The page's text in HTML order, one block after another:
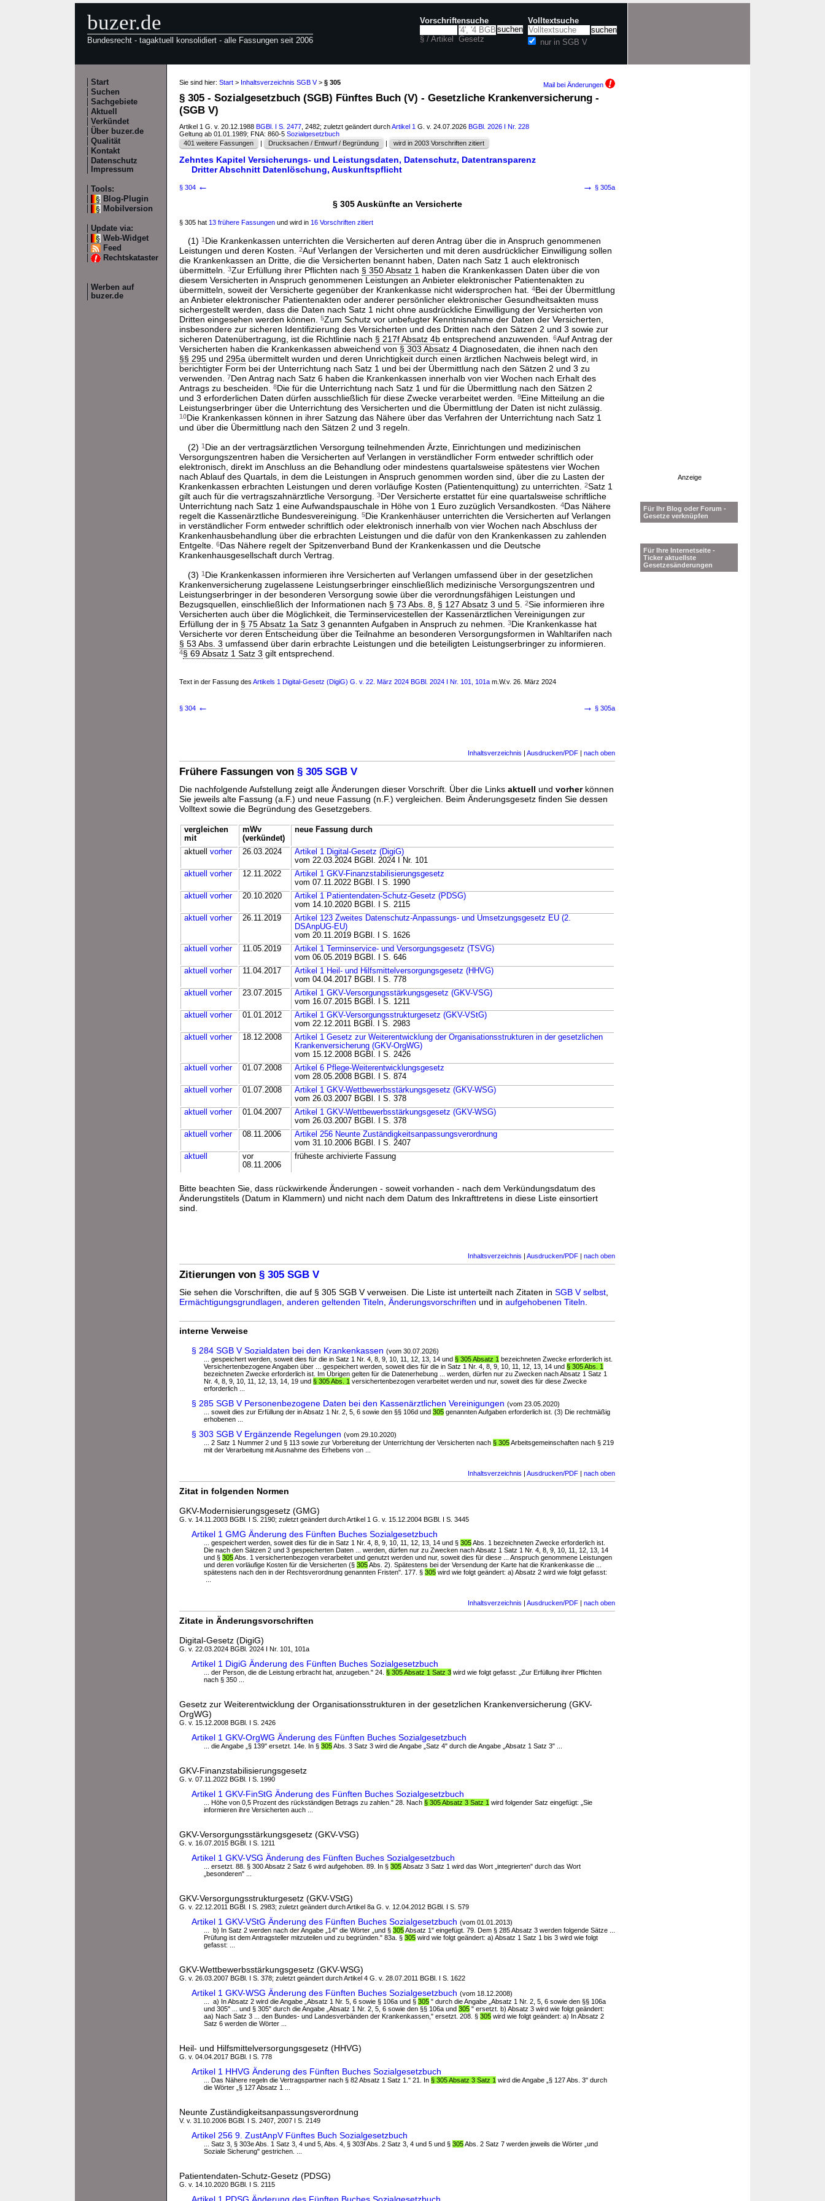
buzer.de
Bundesrecht - tagaktuell konsolidiert - alle Fassungen seit 2006
Vorschriftensuche
§ / Artikel Gesetz
Volltextsuche
nur in SGB V
Start
Suchen
Sachgebiete
Aktuell
Verkündet
Über buzer.de
Qualität
Kontakt
Datenschutz
Impressum
Tools:
Blog-Plugin
Mobilversion
Update via:
Web-Widget
Feed
Rechtskataster
Werben auf
buzer.de
Sie sind hier: Start > Inhaltsverzeichnis SGB V> § 305 Mail bei Änderungen
§ 305 - Sozialgesetzbuch (SGB) Fünftes Buch (V) - Gesetzliche Krankenversicherung -
(SGB V)
Artikel 1 G. v. 20.12.1988 BGBl. I S. 2477 , 2482; zuletzt geändert durchArtikel 1 G. v. 24.07.2026 BGBl. 2026 I Nr. 228
Geltung ab 01.01.1989; FNA: 860-5 Sozialgesetzbuch
401 weitere Fassungen
| Drucksachen / Entwurf / Begründung | wird in 2003 Vorschriften zitiert
Zehntes Kapitel Versicherungs- und Leistungsdaten, Datenschutz, Datentransparenz
Dritter Abschnitt Datenlöschung, Auskunftspflicht
§ 304 ← → § 305a
§ 305 Auskünfte an Versicherte
§ 305 hat 13 frühere Fassungen und wird in 16 Vorschriften zitiert
(1) 1Die Krankenkassen unterrichten die Versicherten auf deren Antrag über die in Anspruch genommenen
Leistungen und deren Kosten.
2Auf Verlangen der Versicherten und mit deren ausdrücklicher Einwilligung sollen
die Krankenkassen an Dritte, die die Versicherten benannt haben, Daten nach Satz 1 auch elektronisch
übermitteln.
3Zur Erfüllung ihrer Pflichten nach § 350 Absatz 1 haben die Krankenkassen Daten über die von
diesem Versicherten in Anspruch genommenen Leistungen an Anbieter elektronischer Patientenakten zu
übermitteln, soweit der Versicherte gegenüber der Krankenkasse nicht widersprochen hat.
4Bei der Übermittlung
an Anbieter elektronischer Patientenakten oder anderer persönlicher elektronischer Gesundheitsakten muss
sichergestellt werden, dass die Daten nach Satz 1 nicht ohne ausdrückliche Einwilligung der Versicherten von
Dritten eingesehen werden können.
5Zum Schutz vor unbefugter Kenntnisnahme der Daten der Versicherten,
insbesondere zur sicheren Identifizierung des Versicherten und des Dritten nach den Sätzen 2 und 3 sowie zur
sicheren Datenübertragung, ist die Richtlinie nach § 217f Absatz 4b entsprechend anzuwenden. 6Auf Antrag der
Versicherten haben die Krankenkassen abweichend von § 303 Absatz 4 Diagnosedaten, die ihnen nach den
§§ 295 und 295a übermittelt wurden und deren Unrichtigkeit durch einen ärztlichen Nachweis belegt wird, in
berichtigter Form bei der Unterrichtung nach Satz 1 und bei der Übermittlung nach den Sätzen 2 und 3 zu
verwenden.
7Den Antrag nach Satz 6 haben die Krankenkassen innerhalb von vier Wochen nach Erhalt des
Antrags zu bescheiden.
8Die für die Unterrichtung nach Satz 1 und für die Übermittlung nach den Sätzen 2
und 3 erforderlichen Daten dürfen ausschließlich für diese Zwecke verarbeitet werden.
9Eine Mitteilung an die
Leistungserbringer über die Unterrichtung des Versicherten und die Übermittlung der Daten ist nicht zulässig.
10Die Krankenkassen können in ihrer Satzung das Nähere über das Verfahren der Unterrichtung nach Satz 1
und über die Übermittlung nach den Sätzen 2 und 3 regeln.
(2) 1Die an der vertragsärztlichen Versorgung teilnehmenden Ärzte, Einrichtungen und medizinischen
Versorgungszentren haben die Versicherten auf Verlangen in verständlicher Form entweder schriftlich oder
elektronisch, direkt im Anschluss an die Behandlung oder mindestens quartalsweise spätestens vier Wochen
nach Ablauf des Quartals, in dem die Leistungen in Anspruch genommen worden sind, über die zu Lasten der
Krankenkassen erbrachten Leistungen und deren vorläufige Kosten (Patientenquittung) zu unterrichten.
2Satz 1
gilt auch für die vertragszahnärztliche Versorgung.
3Der Versicherte erstattet für eine quartalsweise schriftliche
Unterrichtung nach Satz 1 eine Aufwandspauschale in Höhe von 1 Euro zuzüglich Versandkosten.
4Das Nähere
regelt die Kassenärztliche Bundesvereinigung.
5Die Krankenhäuser unterrichten die Versicherten auf Verlangen
in verständlicher Form entweder schriftlich oder elektronisch innerhalb von vier Wochen nach Abschluss der
Krankenhausbehandlung über die erbrachten Leistungen und die dafür von den Krankenkassen zu zahlenden
Entgelte.
6Das Nähere regelt der Spitzenverband Bund der Krankenkassen und die Deutsche
Krankenhausgesellschaft durch Vertrag.
(3) 1Die Krankenkassen informieren ihre Versicherten auf Verlangen umfassend über in der gesetzlichen
Krankenversicherung zugelassene Leistungserbringer einschließlich medizinische Versorgungszentren und
Leistungserbringer in der besonderen Versorgung sowie über die verordnungsfähigen Leistungen und
Bezugsquellen, einschließlich der Informationen nach § 73 Abs. 8 § 127 Absatz 3 und 5 2Sie informieren ihre
Versicherten auch über die Möglichkeit, die Terminservicestellen der Kassenärztlichen Vereinigungen zur
Erfüllung der in § 75 Absatz 1a Satz 3 genannten Aufgaben in Anspruch zu nehmen. 3Die Krankenkasse hat
Versicherte vor deren Entscheidung über die Teilnahme an besonderen Versorgungsformen in Wahltarifen nach
§ 53 Abs. 3 umfassend über darin erbrachte Leistungen und die beteiligten Leistungserbringer zu informieren.
4§ 69 Absatz 1 Satz 3 gilt entsprechend.
Text in der Fassung des Artikels 1 Digital-Gesetz (DigiG) G. v. 22. März 2024 BGBl. 2024 I Nr. 101, 101a m.W.v. 26. März 2024
§ 304 ← → § 305a
Inhaltsverzeichnis | Ausdrucken/PDF | nach oben
Frühere Fassungen von § 305 SGB V
Die nachfolgende Aufstellung zeigt alle Änderungen dieser Vorschrift. Über die Links aktuell und vorherkönnen
Sie jeweils alte Fassung (a.F.) und neue Fassung (n.F.) vergleichen. Beim Änderungsgesetz finden Sie dessen
Volltext sowie die Begründung des Gesetzgebers.
vergleichen
mit
mWv
(verkündet)
neue Fassung durch
aktuell vorher 26.03.2024
Artikel 1 Digital-Gesetz (DigiG)
vom 22.03.2024 BGBl. 2024 I Nr. 101
aktuell
vorher 12.11.2022
Artikel 1 GKV-Finanzstabilisierungsgesetz
vom 07.11.2022 BGBl. I S. 1990
aktuell
vorher 20.10.2020
Artikel 1 Patientendaten-Schutz-Gesetz (PDSG)
vom 14.10.2020 BGBl. I S. 2115
aktuell
vorher 26.11.2019
Artikel 123 Zweites Datenschutz-Anpassungs- und Umsetzungsgesetz EU (2.
DSAnpUG-EU)
vom 20.11.2019 BGBl. I S. 1626
aktuell
vorher 11.05.2019
Artikel 1 Terminservice- und Versorgungsgesetz (TSVG)
vom 06.05.2019 BGBl. I S. 646
aktuell
vorher 11.04.2017
Artikel 1 Heil- und Hilfsmittelversorgungsgesetz (HHVG)
vom 04.04.2017 BGBl. I S. 778
aktuell
vorher 23.07.2015
Artikel 1 GKV-Versorgungsstärkungsgesetz (GKV-VSG)
vom 16.07.2015 BGBl. I S. 1211
aktuell
vorher 01.01.2012
Artikel 1 GKV-Versorgungsstrukturgesetz (GKV-VStG)
vom 22.12.2011 BGBl. I S. 2983
aktuell
vorher 18.12.2008
Artikel 1 Gesetz zur Weiterentwicklung der Organisationsstrukturen in der gesetzlichen
Krankenversicherung (GKV-OrgWG)
vom 15.12.2008 BGBl. I S. 2426
aktuell
vorher 01.07.2008
Artikel 6 Pflege-Weiterentwicklungsgesetz
vom 28.05.2008 BGBl. I S. 874
aktuell
vorher 01.07.2008
Artikel 1 GKV-Wettbewerbsstärkungsgesetz (GKV-WSG)
vom 26.03.2007 BGBl. I S. 378
aktuell
vorher 01.04.2007
Artikel 1 GKV-Wettbewerbsstärkungsgesetz (GKV-WSG)
vom 26.03.2007 BGBl. I S. 378
aktuell
vorher 08.11.2006
Artikel 256 Neunte Zuständigkeitsanpassungsverordnung
vom 31.10.2006 BGBl. I S. 2407
aktuell
vor
08.11.2006
früheste archivierte Fassung
Bitte beachten Sie, dass rückwirkende Änderungen - soweit vorhanden - nach dem Verkündungsdatum des
Änderungstitels (Datum in Klammern) und nicht nach dem Datum des Inkrafttretens in diese Liste einsortiert
sind.
Inhaltsverzeichnis | Ausdrucken/PDF | nach oben
Zitierungen von § 305 SGB V
Sie sehen die Vorschriften, die auf § 305 SGB V verweisen. Die Liste ist unterteilt nach Zitaten in SGB V selbst
Ermächtigungsgrundlagen anderen geltenden Titeln Änderungsvorschriften und in aufgehobenen Titeln
interne Verweise
§ 284 SGB V Sozialdaten bei den Krankenkassen (vom 30.07.2026)
... gespeichert werden, soweit dies für die in Satz 1 Nr. 4, 8, 9, 10, 11, 12, 13, 14 und § 305 Absatz 1 bezeichneten Zwecke erforderlich ist.
Versichertenbezogene Angaben über ... gespeichert werden, soweit dies für die in Satz 1 Nr. 4, 8, 9, 10, 11, 12, 13, 14 und § 305 Abs. 1
bezeichneten Zwecke erforderlich ist. Im Übrigen gelten für die Datenerhebung ... werden, dürfen nur zu Zwecken nach Absatz 1 Satz 1
Nr. 4, 8, 9, 10, 11, 12, 13, 14, 19 und § 305 Abs. 1 versichertenbezogen verarbeitet werden und nur, soweit dies für diese Zwecke
erforderlich ...
§ 285 SGB V Personenbezogene Daten bei den Kassenärztlichen Vereinigungen (vom 23.05.2020)
... soweit dies zur Erfüllung der in Absatz 1 Nr. 2, 5, 6 sowie den §§ 106d und 305 genannten Aufgaben erforderlich ist. (3) Die rechtmäßig
erhobenen ...
§ 303 SGB V Ergänzende Regelungen (vom 29.10.2020)
... 2 Satz 1 Nummer 2 und § 113 sowie zur Vorbereitung der Unterrichtung der Versicherten nach § 305Arbeitsgemeinschaften nach § 219
mit der Verarbeitung mit Ausnahme des Erhebens von ...
Inhaltsverzeichnis | Ausdrucken/PDF | nach oben
Zitat in folgenden Normen
GKV-Modernisierungsgesetz (GMG)
G. v. 14.11.2003 BGBl. I S. 2190; zuletzt geändert durch Artikel 1 G. v. 15.12.2004 BGBl. I S. 3445
Artikel 1 GMG Änderung des Fünften Buches Sozialgesetzbuch
... gespeichert werden, soweit dies für die in Satz 1 Nr. 4, 8, 9, 10, 11, 12, 13, 14 und § 305Abs. 1 bezeichneten Zwecke erforderlich ist.
Die nach den Sätzen 2 und 3 gespeicherten Daten ... werden, dürfen nur zu Zwecken nach Absatz 1 Satz 1 Nr. 4, 8, 9, 10, 11, 12, 13, 14
und § 305Abs. 1 versichertenbezogen verarbeitet und genutzt werden und nur, soweit dies für diese ... Anspruch genommene Leistungen
und deren vorläufige Kosten für die Versicherten (§ 305Abs. 2). Spätestens bei der Versendung der Karte hat die Krankenkasse die ...
spätestens nach den in der Rechtsverordnung genannten Fristen". 177. § 305 wird wie folgt geändert: a) Absatz 2 wird wie folgt gefasst:
Inhaltsverzeichnis | Ausdrucken/PDF | nach oben
Zitate in Änderungsvorschriften
Digital-Gesetz (DigiG)
G. v. 22.03.2024 BGBl. 2024 I Nr. 101, 101a
Artikel 1 DigiG Änderung des Fünften Buches Sozialgesetzbuch
... der Person, die die Leistung erbracht hat, anzugeben." 24. § 305 Absatz 1 Satz 3 wird wie folgt gefasst: „Zur Erfüllung ihrer Pflichten
nach § 350 ...
Gesetz zur Weiterentwicklung der Organisationsstrukturen in der gesetzlichen Krankenversicherung (GKV-
OrgWG)
G. v. 15.12.2008 BGBl. I S. 2426
Artikel 1 GKV-OrgWG Änderung des Fünften Buches Sozialgesetzbuch
... die Angabe „§ 139" ersetzt. 14e. In § 305Abs. 3 Satz 3 wird die Angabe „Satz 4" durch die Angabe „Absatz 1 Satz 3" ...
GKV-Finanzstabilisierungsgesetz
G. v. 07.11.2022 BGBl. I S. 1990
Artikel 1 GKV-FinStG Änderung des Fünften Buches Sozialgesetzbuch
... Höhe von 0,5 Prozent des rückständigen Betrags zu zahlen." 28. Nach § 305 Absatz 3 Satz 1 wird folgender Satz eingefügt: „Sie
informieren ihre Versicherten auch ...
GKV-Versorgungsstärkungsgesetz (GKV-VSG)
G. v. 16.07.2015 BGBl. I S. 1211
Artikel 1 GKV-VSG Änderung des Fünften Buches Sozialgesetzbuch
... ersetzt. 88. § 300 Absatz 2 Satz 6 wird aufgehoben. 89. In § 305Absatz 3 Satz 1 wird das Wort „integrierten" durch das Wort
„besonderen" ...
GKV-Versorgungsstrukturgesetz (GKV-VStG)
G. v. 22.12.2011 BGBl. I S. 2983; zuletzt geändert durch Artikel 8a G. v. 12.04.2012 BGBl. I S. 579
Artikel 1 GKV-VStG Änderung des Fünften Buches Sozialgesetzbuch (vom 01.01.2013)
... b) In Satz 2 werden nach der Angabe „14" die Wörter „und § 305Absatz 1" eingefügt. 79. Dem § 285 Absatz 3 werden folgende Sätze ...
Prüfung ist dem Antragsteller mitzuteilen und zu begründen." 83a. § 305 wird wie folgt geändert: a) Absatz 1 Satz 1 bis 3 wird wie folgt
gefasst: ...
GKV-Wettbewerbsstärkungsgesetz (GKV-WSG)
G. v. 26.03.2007 BGBl. I S. 378; zuletzt geändert durch Artikel 4 G. v. 28.07.2011 BGBl. I S. 1622
Artikel 1 GKV-WSG Änderung des Fünften Buches Sozialgesetzbuch (vom 18.12.2008)
... a) In Absatz 2 wird die Angabe „Absatz 1 Nr. 5, 6 sowie § 106a und § 305 " durch die Angabe „Absatz 1 Nr. 2, 5, 6 sowie den §§ 106a
und 305" ... und § 305" durch die Angabe „Absatz 1 Nr. 2, 5, 6 sowie den §§ 106a und 305 " ersetzt. b) Absatz 3 wird wie folgt geändert:
aa) Nach Satz 3 ... den Bundes- und Landesverbänden der Krankenkassen," ersetzt. 208. § 305 wird wie folgt geändert: a) In Absatz 2
Satz 6 werden die Wörter ...
Heil- und Hilfsmittelversorgungsgesetz (HHVG)
G. v. 04.04.2017 BGBl. I S. 778
Artikel 1 HHVG Änderung des Fünften Buches Sozialgesetzbuch
... Das Nähere regeln die Vertragspartner nach § 82 Absatz 1 Satz 1." 21. In § 305 Absatz 3 Satz 1 wird die Angabe „§ 127 Abs. 3" durch
die Wörter „§ 127 Absatz 1 ...
Neunte Zuständigkeitsanpassungsverordnung
V. v. 31.10.2006 BGBl. I S. 2407, 2007 I S. 2149
Artikel 256 9. ZustAnpV Fünftes Buch Sozialgesetzbuch
... Satz 3, § 303e Abs. 1 Satz 3, 4 und 5, Abs. 4, § 303f Abs. 2 Satz 3, 4 und 5 und § 305Abs. 2 Satz 7 werden jeweils die Wörter „und
Soziale Sicherung" gestrichen. ...
Patientendaten-Schutz-Gesetz (PDSG)
G. v. 14.10.2020 BGBl. I S. 2115
Anzeige
Für Ihr Blog oder Forum -
Gesetze verknüpfen
Für Ihre Internetseite -
Ticker aktuellste
Gesetzesänderungen